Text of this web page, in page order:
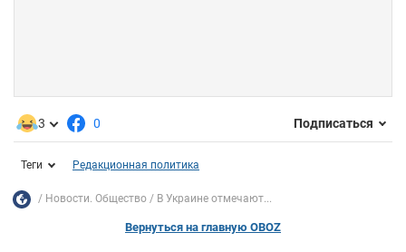
3 0 Подписаться
Теги Редакционная политика
Новости. Общество В Украине отмечают...
Вернуться на главную OBOZ